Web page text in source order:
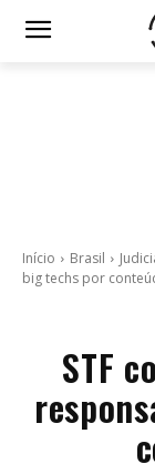
Início Brasil
big techs por
STF